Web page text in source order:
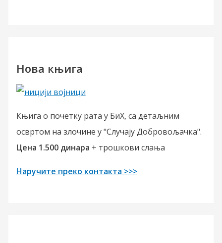
Нова књига
Књига о почетку рата у БиХ, са детаљним
освртом на злочине у "Случају Добровољачка".
Цена 1.500 динара + трошкови слања
Наручите преко контакта >>>